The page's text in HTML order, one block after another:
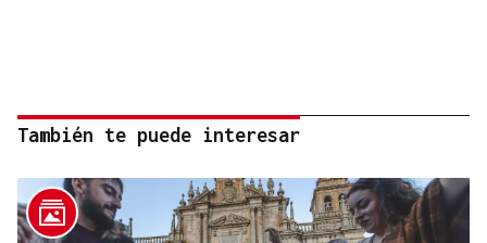
También te puede interesar